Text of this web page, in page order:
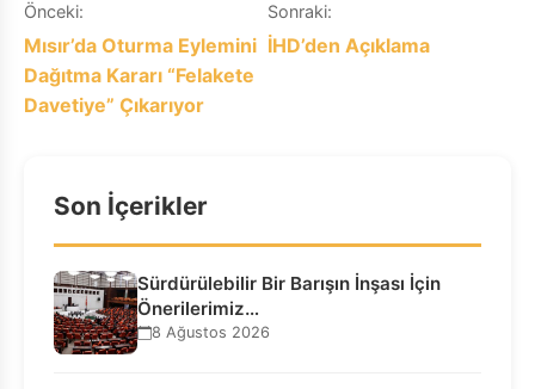
Yazı
gezinmesi
Önceki:
Mısır’da Oturma Eylemini
Dağıtma Kararı “Felakete
Davetiye” Çıkarıyor
Sonraki:
İHD’den Açıklama
Son İçerikler
Sürdürülebilir Bir Barışın İnşası İçin
Önerilerimiz…
8 Ağustos 2026